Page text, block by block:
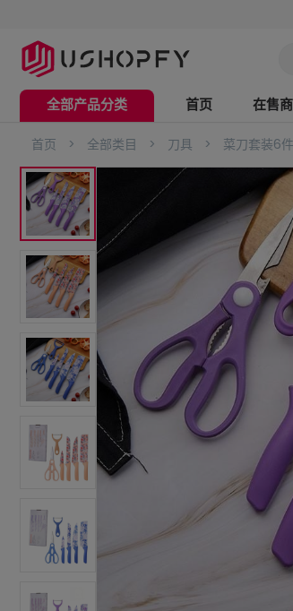
全部产品分类
电脑办公
美妆个护
家用电器 五金工具
家具用品 日用家居
母婴用品
户外运动 箱包出行
汽车装饰
厨房卫浴
首页 在售
首页 > 全部类目 > 刀具 > 菜刀套装6